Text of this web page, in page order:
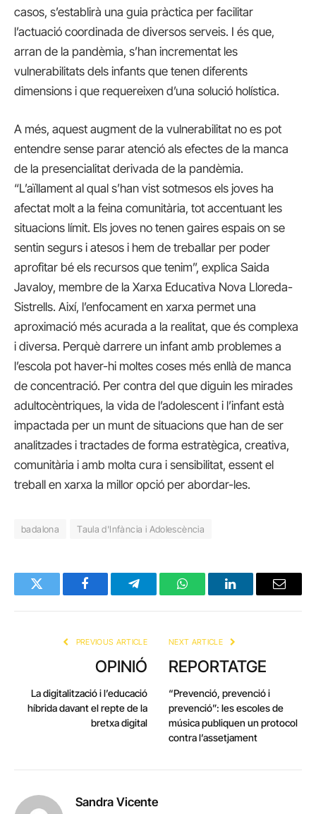
casos, s’establirà una guia pràctica per facilitar
l’actuació coordinada de diversos serveis. I és que,
arran de la pandèmia, s’han incrementat les
vulnerabilitats dels infants que tenen diferents
dimensions i que requereixen d’una solució holística.
A més, aquest augment de la vulnerabilitat no es pot
entendre sense parar atenció als efectes de la manca
de la presencialitat derivada de la pandèmia.
“L’aïllament al qual s’han vist sotmesos els joves ha
afectat molt a la feina comunitària, tot accentuant les
situacions límit. Els joves no tenen gaires espais on se
sentin segurs i atesos i hem de treballar per poder
aprofitar bé els recursos que tenim”, explica Saida
Javaloy, membre de la Xarxa Educativa Nova Lloreda-
Sistrells. Així, l’enfocament en xarxa permet una
aproximació més acurada a la realitat, que és complexa
i diversa. Perquè darrere un infant amb problemes a
l’escola pot haver-hi moltes coses més enllà de manca
de concentració. Per contra del que diguin les mirades
adultocèntriques, la vida de l’adolescent i l’infant està
impactada per un munt de situacions que han de ser
analitzades i tractades de forma estratègica, creativa,
comunitària i amb molta cura i sensibilitat, essent el
treball en xarxa la millor opció per abordar-les.
badalona Taula d'Infància i Adolescència
Twitter FacebookTelegramWhatsAppLinkedInEmail
PREVIOUS ARTICLE
OPINIÓ
La digitalització i l’educació
híbrida davant el repte de la
bretxa digital
NEXT ARTICLE
REPORTATGE
“Prevenció, prevenció i
prevenció”: les escoles de
música publiquen un protocol
contra l’assetjament
Sandra Vicente